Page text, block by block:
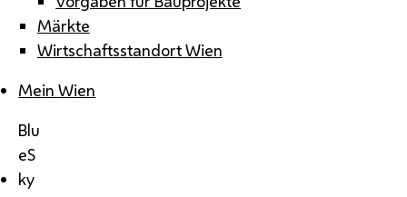
Märkte
Wirtschaftsstandort Wien
Mein Wien
Blu
eS
ky